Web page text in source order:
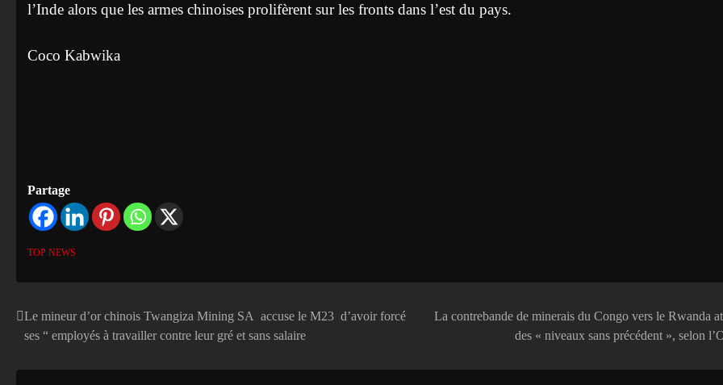
l’Inde alors que les armes chinoises prolifèrent sur les fronts dans l’est du pays.
Coco Kabwika
Partage
TOP NEWS
Navigation
Le mineur d’or chinois Twangiza Mining SA accuse le M23 d’avoir forcé
ses “ employés à travailler contre leur gré et sans salaire
La contrebande de minerais du Congo vers le Rwanda
des « niveaux sans précédent », selon